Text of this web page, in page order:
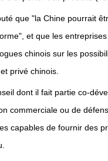
que "la Chine pourrait
et que les
chinois sur les
privé chinois.
dont il fait partie co-
commerciale ou de
capables de fournir des